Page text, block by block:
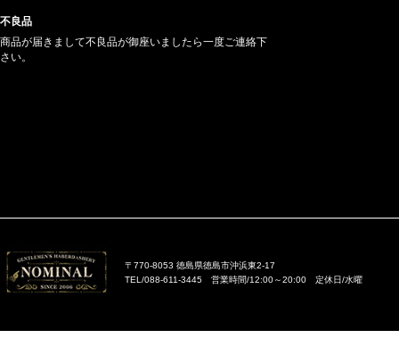
不良品
商品が届きまして不良品が御座いましたら一度ご連絡下
さい。
〒770-8053 徳島県徳島市沖浜東2-17
TEL/088-611-3445 営業時間/12:00～20:00 定休日/水曜